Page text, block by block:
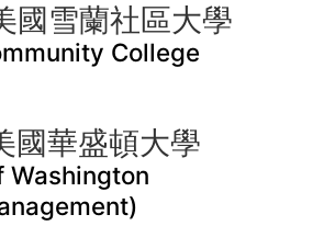
國雪蘭社區大學
College
國華盛頓大學